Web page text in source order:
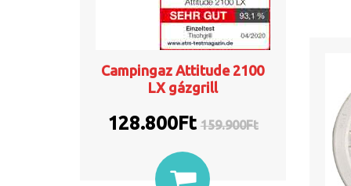
Campingaz Attitude 2100
LX gázgrill
128.800Ft 159.900Ft